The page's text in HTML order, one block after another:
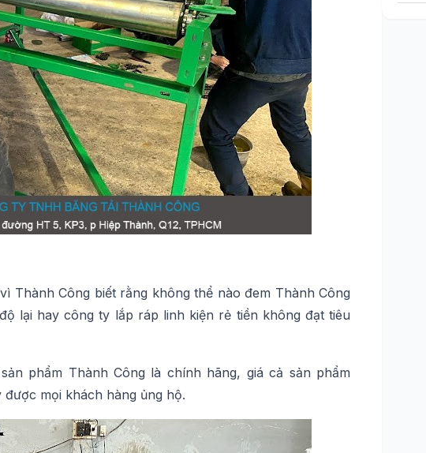
Thành Công biết rằng không thể nào đem Thành Công
lại hay công ty lắp ráp linh kiện rẻ tiền không đạt tiêu
phẩm Thành Công là chính hãng, giá cả sản phẩm
mọi khách hàng ủng hộ.